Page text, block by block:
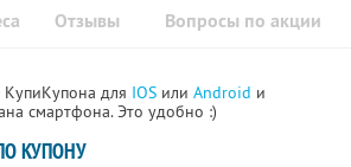
Отзывы Вопросы по акции
для IOS или Android и
смартфона. Это удобно :)
КУПОНУ